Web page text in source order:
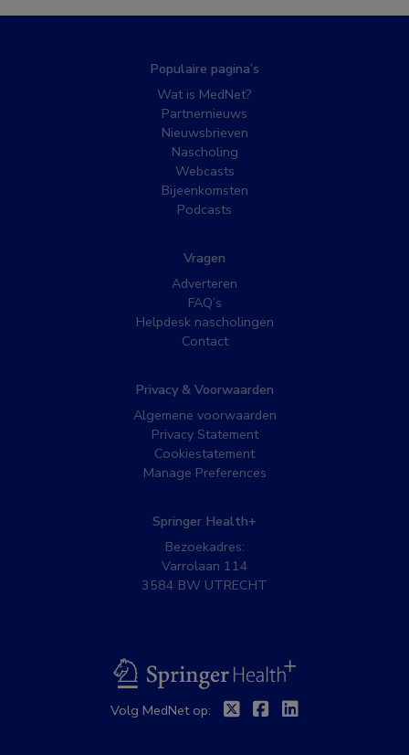
Populaire pagina’s
Wat is MedNet?
Partnernieuws
Nieuwsbrieven
Nascholing
Webcasts
Bijeenkomsten
Podcasts
Vragen
Adverteren
FAQ’s
Helpdesk nascholingen
Contact
Privacy & Voorwaarden
Algemene voorwaarden
Privacy Statement
Cookiestatement
Manage Preferences
Springer Health+
Bezoekadres:
Varrolaan 114
3584 BW UTRECHT
BSL
Volg MedNet op: TwitterFacebook
Linkedin